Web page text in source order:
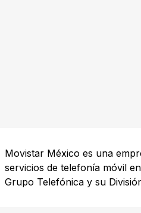
Movistar México es una
servicios de telefonía móvil
Grupo Telefónica y su